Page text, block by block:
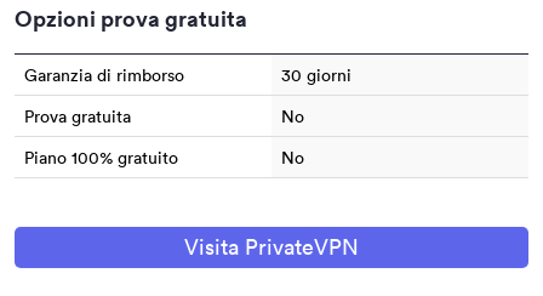
Opzioni prova gratuita
Garanzia di rimborso
30 giorni
Prova gratuita
No
Piano 100% gratuito
No
Visita PrivateVPN